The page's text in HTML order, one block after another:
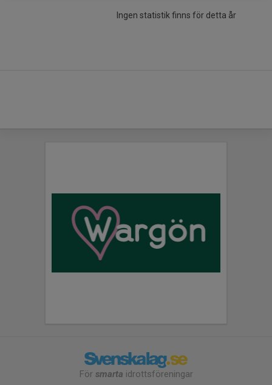
Ingen statistik finns för detta år
För smarta idrottsföreningar